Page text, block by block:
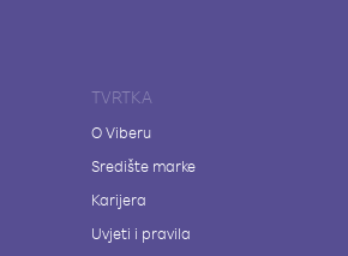
TVRTKA
O Viberu
Središte marke
Karijera
Uvjeti i pravila